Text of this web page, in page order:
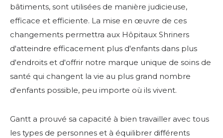
RECHERCHER
bâtiments, sont utilisées de manière judicieuse,
efficace et efficiente. La mise en œuvre de ces
changements permettra aux Hôpitaux Shriners
d'atteindre efficacement plus d'enfants dans plus
d'endroits et d'offrir notre marque unique de soins de
santé qui changent la vie au plus grand nombre
d'enfants possible, peu importe où ils vivent.
Gantt a prouvé sa capacité à bien travailler avec tous
les types de personnes et à équilibrer différents